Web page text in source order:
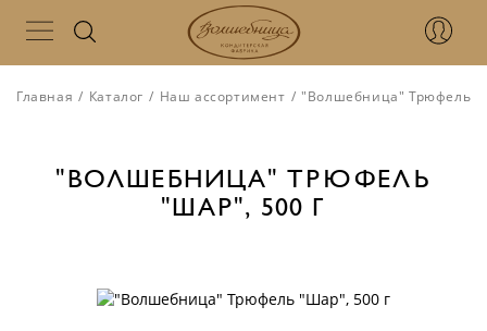
Главная / Каталог / Наш ассортимент / "Волшебница" Трюфель
"ВОЛШЕБНИЦА" ТРЮФЕЛЬ
"ШАР", 500 Г